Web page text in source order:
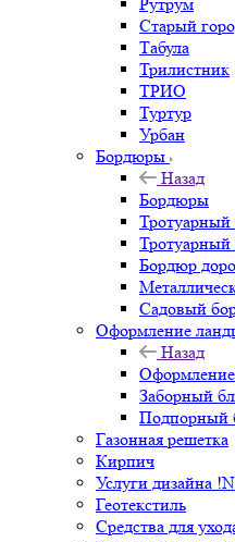
Старый
Табула
Трилистник
ТРИО
Туртур
Урбан
Бордюры
Назад
Бордюры
Тротуарный
Бордюр
Садовый
Оформление
Назад
Заборный
Подпорный
Газонная решетка
Кирпич
Услуги дизайна
Геотекстиль
Средства для